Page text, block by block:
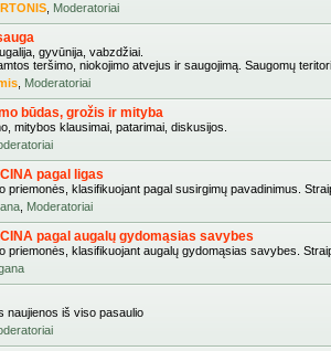
Moderatoriai
gyvūnija, vabzdžiai.
teršimo, niokojimo atvejus ir saugojimą. Saugomų
Moderatoriai
būdas, grožis ir mityba
mitybos klausimai, patarimai, diskusijos.
pagal ligas
priemonės, klasifikuojant pagal susirgimų pavadinimus.
Moderatoriai
pagal augalų gydomąsias savybes
priemonės, klasifikuojant augalų gydomąsias savybes.
naujienos iš viso pasaulio